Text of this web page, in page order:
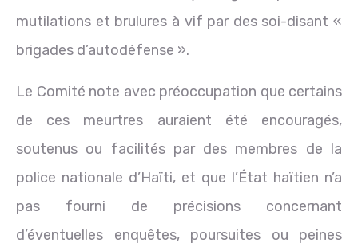
mutilations et brulures à vif par des soi-disant «
brigades d’autodéfense ».
Le Comité note avec préoccupation que certains
de ces meurtres auraient été encouragés,
soutenus ou facilités par des membres de la
police nationale d’Haïti, et que l’État haïtien n’a
pas fourni de précisions concernant
d’éventuelles enquêtes, poursuites ou peines